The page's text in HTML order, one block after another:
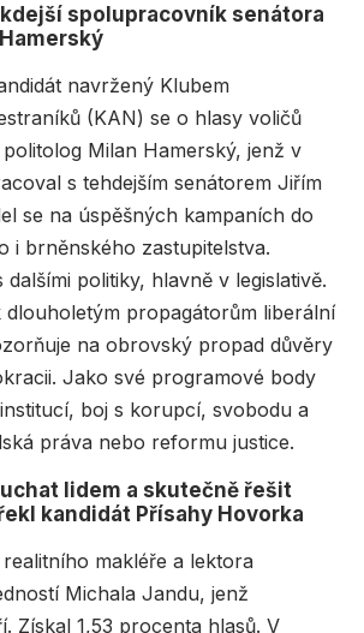
spolupracovník senátora
navržený Klubem
(KAN) se o hlasy voličů
Milan Hamerský, jenž v
s tehdejším senátorem Jiřím
se na úspěšných kampaních do
i brněnského zastupitelstva.
politiky, hlavně v legislativě.
dlouholetým propagátorům liberální
na obrovský propad důvěry
Jako své programové body
boj s korupcí, svobodu a
práva nebo reformu justice.
lidem a skutečně řešit
kandidát Přísahy Hovorka
makléře a lektora
Michala Jandu, jenž
Získal 1,53 procenta hlasů. V